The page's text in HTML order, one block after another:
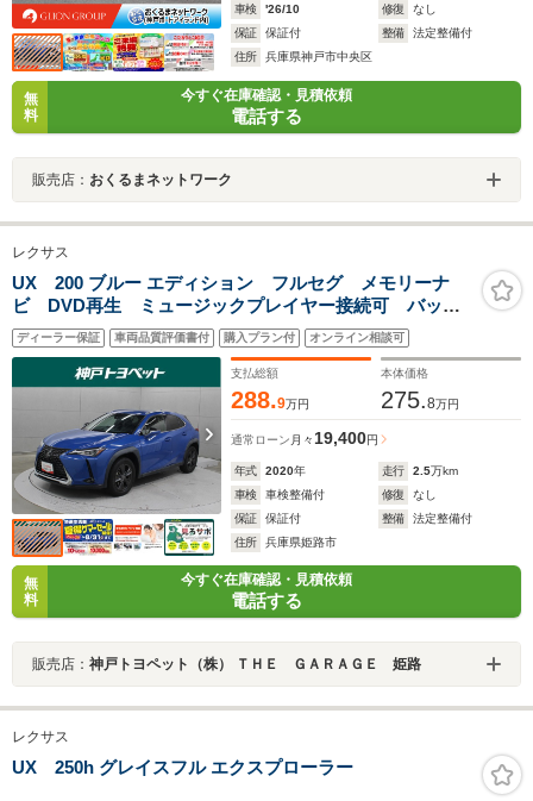
車検
'26/10 修復
なし
保証
保証付 整備
法定整備付
住所
兵庫県神戸市中央区
無
料
今すぐ在庫確認・見積依頼
電話する
販売店： おくるまネットワーク
レクサス
UX 200 ブルー エディション フルセグ メモリーナ
ビ DVD再生 ミュージックプレイヤー接続可 バック
カメラ 衝突被害軽減システム ETC ドラレコ LED
ヘッドランプ アイドリングストップ
ディーラー保証 車両品質評価書付 購入プラン付 オンライン相談可
支払総額
288.9万円
本体価格
275.8万円
通常ローン 月々 19,400円
年式 2020年 走行 2.5万km
車検
車検整備付 修復
なし
保証
保証付 整備
法定整備付
住所
兵庫県姫路市
無
料
今すぐ在庫確認・見積依頼
電話する
販売店： 神戸トヨペット（株） ＴＨＥ ＧＡＲＡＧＥ 姫路
レクサス
UX 250h グレイスフル エクスプローラー